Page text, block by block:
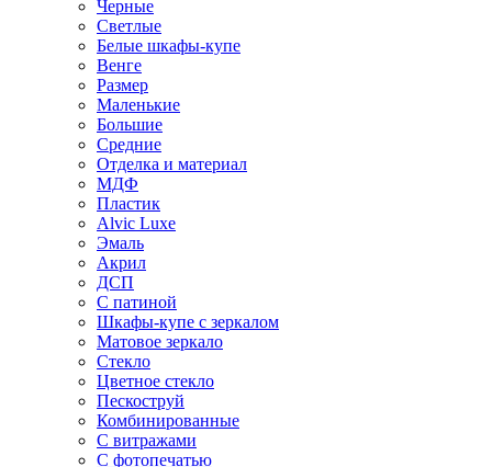
Черные
Светлые
Белые шкафы-купе
Венге
Размер
Маленькие
Большие
Средние
Отделка и материал
МДФ
Пластик
Alvic Luxe
Эмаль
Акрил
ДСП
С патиной
Шкафы-купе с зеркалом
Матовое зеркало
Стекло
Цветное стекло
Пескоструй
Комбинированные
С витражами
С фотопечатью